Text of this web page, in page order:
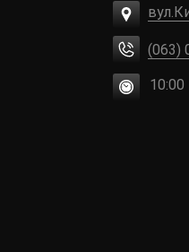
10:00
(063)